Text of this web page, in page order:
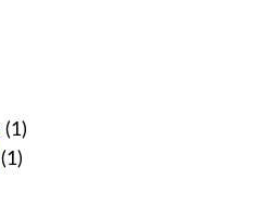
(1)
(1)